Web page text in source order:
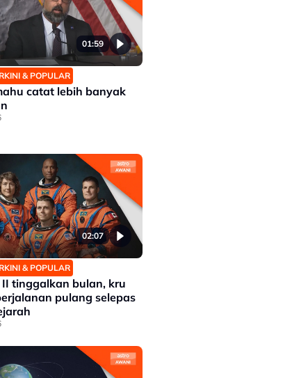
01:59
& POPULAR
catat lebih banyak
02:07
& POPULAR
tinggalkan bulan, kru
pulang selepas